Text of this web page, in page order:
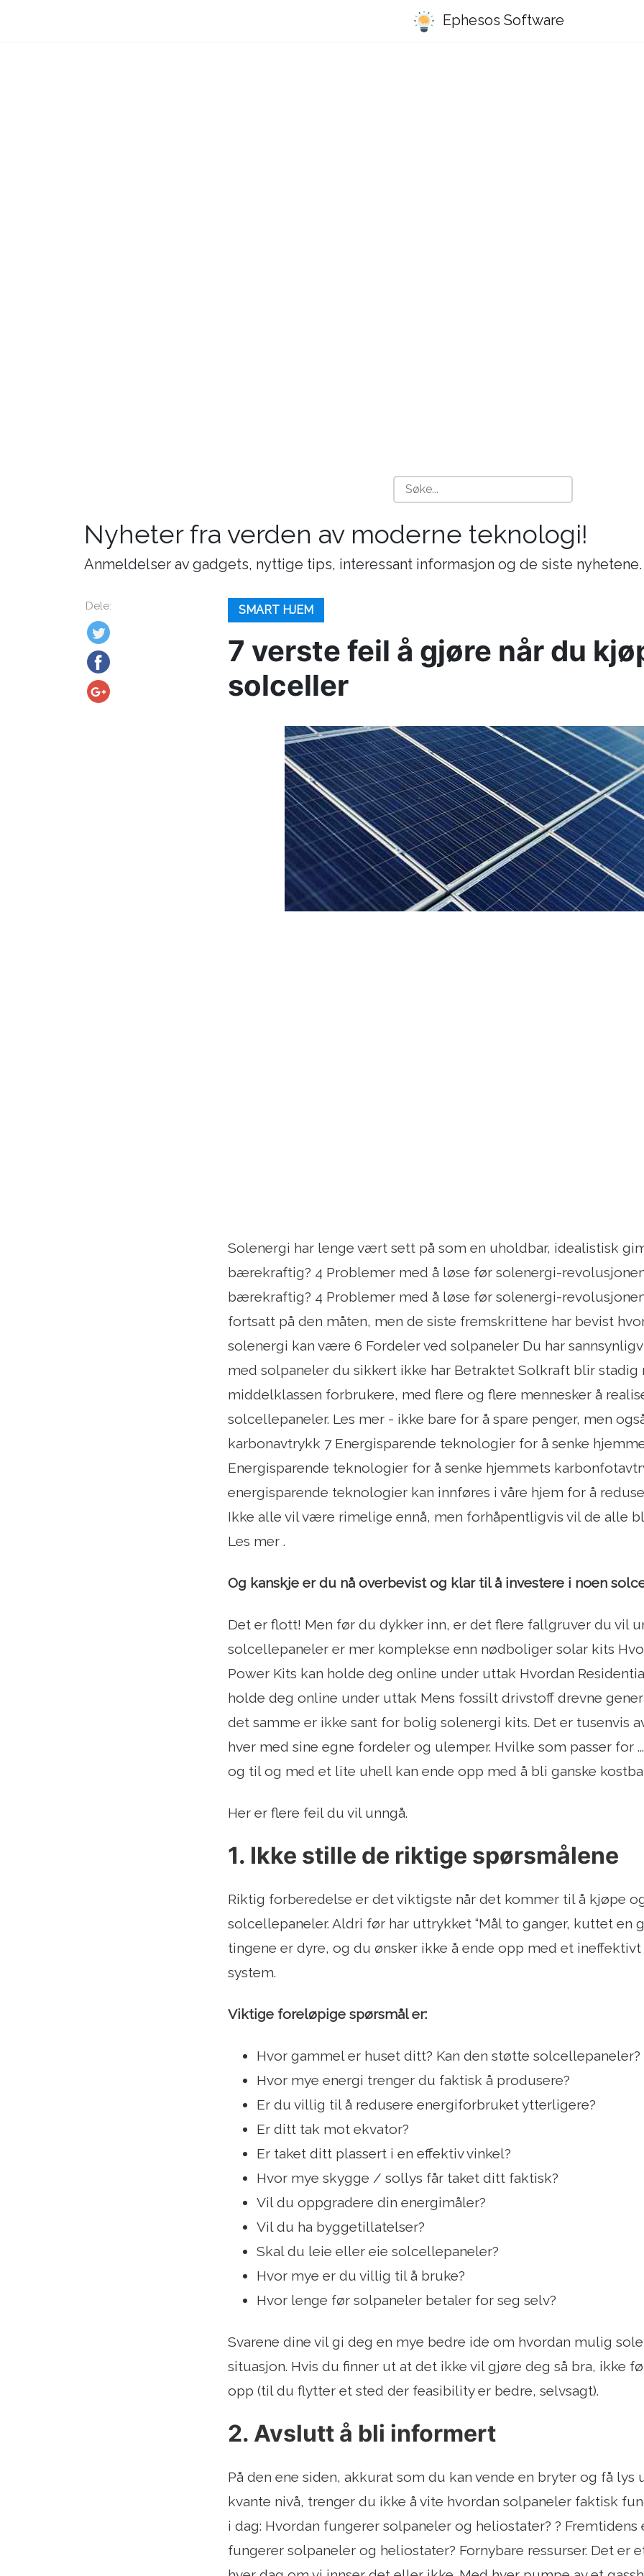
Ephesos Software
Nyheter fra verden av moderne teknologi!
Anmeldelser av gadgets, nyttige tips, interessant informasjon og de siste nyhetene.
Dele: SMART HJEM
7 verste feil å gjøre når du
solceller
Solenergi har lenge vært sett på som en uholdbar, idealistisk
bærekraftig? 4 Problemer med å løse før solenergi-
bærekraftig? 4 Problemer med å løse før solenergi-
fortsatt på den måten, men de siste fremskrittene har bevist
solenergi kan være 6 Fordeler ved solpaneler Du har
med solpaneler du sikkert ikke har Betraktet Solkraft blir stadig
middelklassen forbrukere, med flere og flere mennesker å
solcellepaneler. Les mer - ikke bare for å spare penger, men
karbonavtrykk 7 Energisparende teknologier for å senke
Energisparende teknologier for å senke hjemmets
energisparende teknologier kan innføres i våre hjem for å
Ikke alle vil være rimelige ennå, men forhåpentligvis vil de alle
Les mer .
Og kanskje er du nå overbevist og klar til å investere i noen
Det er flott! Men før du dykker inn, er det flere fallgruver du vil
solcellepaneler er mer komplekse enn nødboliger solar kits
Power Kits kan holde deg online under uttak Hvordan
holde deg online under uttak Mens fossilt drivstoff drevne
det samme er ikke sant for bolig solenergi kits. Det er tusenvis
hver med sine egne fordeler og ulemper. Hvilke som passer for
og til og med et lite uhell kan ende opp med å bli ganske
Her er flere feil du vil unngå.
1. Ikke stille de riktige spørsmålene
Riktig forberedelse er det viktigste når det kommer til å kjøpe
solcellepaneler. Aldri før har uttrykket “Mål to ganger, kuttet en
tingene er dyre, og du ønsker ikke å ende opp med et
system.
Viktige foreløpige spørsmål er:
Hvor gammel er huset ditt? Kan den støtte solcellepaneler?
Hvor mye energi trenger du faktisk å produsere?
Er du villig til å redusere energiforbruket ytterligere?
Er ditt tak mot ekvator?
Er taket ditt plassert i en effektiv vinkel?
Hvor mye skygge / sollys får taket ditt faktisk?
Vil du oppgradere din energimåler?
Vil du ha byggetillatelser?
Skal du leie eller eie solcellepaneler?
Hvor mye er du villig til å bruke?
Hvor lenge før solpaneler betaler for seg selv?
Svarene dine vil gi deg en mye bedre ide om hvordan mulig
situasjon. Hvis du finner ut at det ikke vil gjøre deg så bra, ikke
opp (til du flytter et sted der feasibility er bedre, selvsagt).
2. Avslutt å bli informert
På den ene siden, akkurat som du kan vende en bryter og få lys
kvante nivå, trenger du ikke å vite hvordan solpaneler faktisk
i dag: Hvordan fungerer solpaneler og heliostater? ? Fremtidens
fungerer solpaneler og heliostater? Fornybare ressurser. Det er